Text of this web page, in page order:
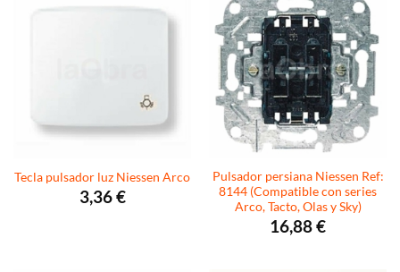
Tecla pulsador luz Niessen Arco
3,36€
Pulsador persiana Niessen Ref:
8144 (Compatible con series
Arco, Tacto, Olas y Sky)
16,88€